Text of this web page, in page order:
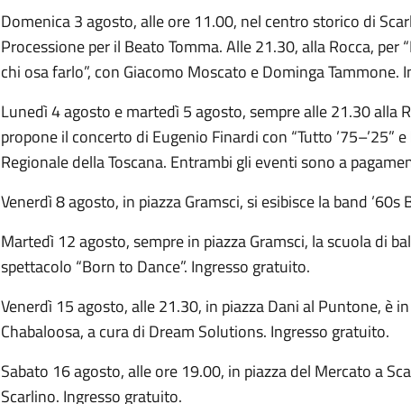
Domenica 3 agosto, alle ore 11.00, nel centro storico di
Processione per il Beato Tomma. Alle 21.30, alla Rocca, per
chi osa farlo”, con Giacomo Moscato e Dominga Tammone.
Lunedì 4 agosto e martedì 5 agosto, sempre alle 21.30 alla
propone il concerto di Eugenio Finardi con “Tutto ’75–’25”
Regionale della Toscana. Entrambi gli eventi sono a
Venerdì 8 agosto, in piazza Gramsci, si esibisce la band
Martedì 12 agosto, sempre in piazza Gramsci, la scuola di
spettacolo “Born to Dance”. Ingresso gratuito.
Venerdì 15 agosto, alle 21.30, in piazza Dani al Puntone, è
Chabaloosa, a cura di Dream Solutions. Ingresso gratuito.
Sabato 16 agosto, alle ore 19.00, in piazza del Mercato a
Scarlino. Ingresso gratuito.